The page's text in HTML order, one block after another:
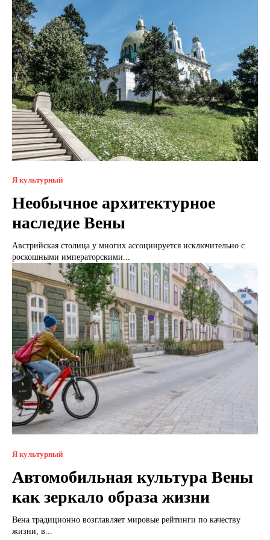
Я культурный
Необычное архитектурное
наследие Вены
Австрийская столица у многих ассоциируется исключительно с
роскошными императорскими...
Я культурный
Автомобильная культура Вены
как зеркало образа жизни
Вена традиционно возглавляет мировые рейтинги по качеству
жизни, в...